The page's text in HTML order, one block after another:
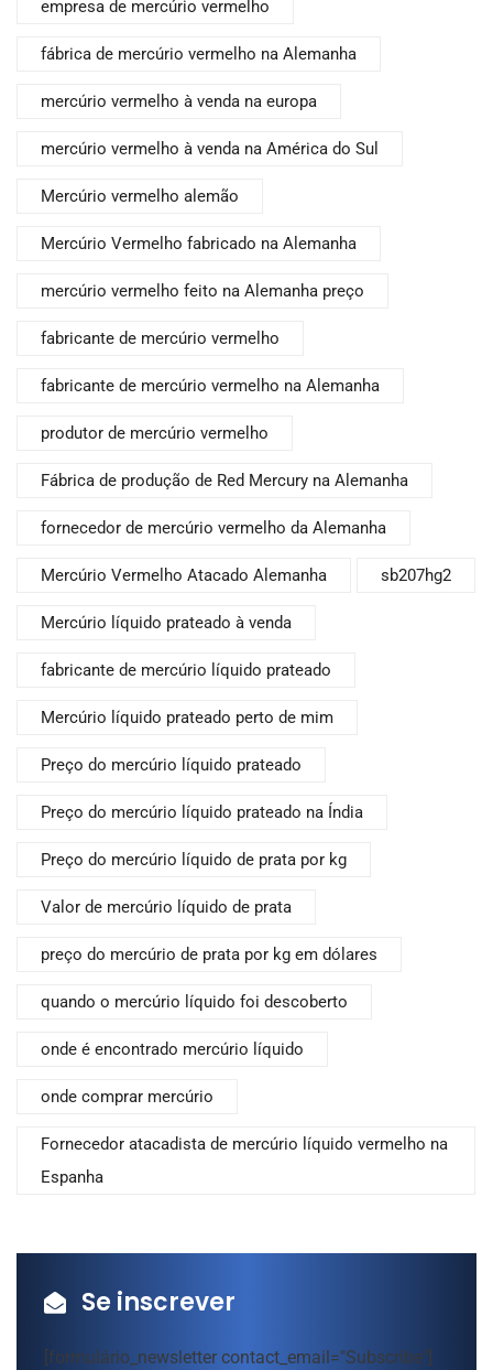
empresa de mercúrio vermelho
fábrica de mercúrio vermelho na Alemanha
mercúrio vermelho à venda na europa
mercúrio vermelho à venda na América do Sul
Mercúrio vermelho alemão
Mercúrio Vermelho fabricado na Alemanha
mercúrio vermelho feito na Alemanha preço
fabricante de mercúrio vermelho
fabricante de mercúrio vermelho na Alemanha
produtor de mercúrio vermelho
Fábrica de produção de Red Mercury na Alemanha
fornecedor de mercúrio vermelho da Alemanha
Mercúrio Vermelho Atacado Alemanha sb207hg2
Mercúrio líquido prateado à venda
fabricante de mercúrio líquido prateado
Mercúrio líquido prateado perto de mim
Preço do mercúrio líquido prateado
Preço do mercúrio líquido prateado na Índia
Preço do mercúrio líquido de prata por kg
Valor de mercúrio líquido de prata
preço do mercúrio de prata por kg em dólares
quando o mercúrio líquido foi descoberto
onde é encontrado mercúrio líquido
onde comprar mercúrio
Fornecedor atacadista de mercúrio líquido vermelho na
Espanha
Se inscrever
[formulário_newsletter contact_email="Subscribe"]